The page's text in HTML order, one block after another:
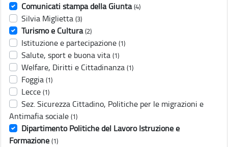
Comunicati stampa della Giunta (4)
Silvia Miglietta (3)
Turismo e Cultura (2)
Istituzione e partecipazione (1)
Salute, sport e buona vita (1)
Welfare, Diritti e Cittadinanza (1)
Foggia (1)
Lecce (1)
Sez. Sicurezza Cittadino, Politiche per le migrazioni e
Antimafia sociale (1)
Dipartimento Politiche del Lavoro Istruzione e
Formazione (1)